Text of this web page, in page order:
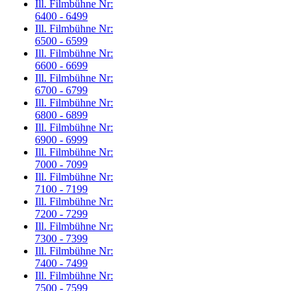
Ill. Filmbühne Nr:
6400 - 6499
Ill. Filmbühne Nr:
6500 - 6599
Ill. Filmbühne Nr:
6600 - 6699
Ill. Filmbühne Nr:
6700 - 6799
Ill. Filmbühne Nr:
6800 - 6899
Ill. Filmbühne Nr:
6900 - 6999
Ill. Filmbühne Nr:
7000 - 7099
Ill. Filmbühne Nr:
7100 - 7199
Ill. Filmbühne Nr:
7200 - 7299
Ill. Filmbühne Nr:
7300 - 7399
Ill. Filmbühne Nr:
7400 - 7499
Ill. Filmbühne Nr:
7500 - 7599